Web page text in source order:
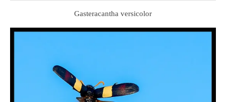
Gasteracantha versicolor